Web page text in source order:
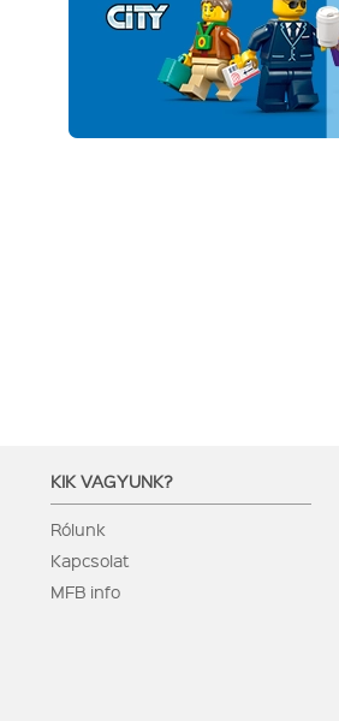
KIK VAGYUNK?
Rólunk
Kapcsolat
MFB info